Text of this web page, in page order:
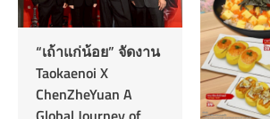
มิตซูบิชิ
รุกตลา